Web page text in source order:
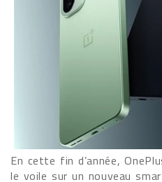
En cette fin d’année,
le voile sur un nouveau